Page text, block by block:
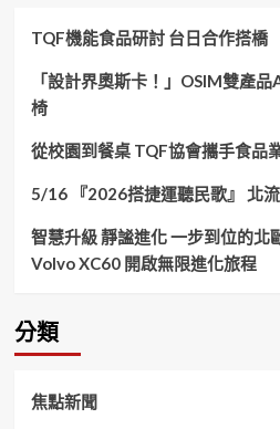
TQF機能食品研討 台日合作搭橋
「設計界奧斯卡！」OSIM雙產
椅
從校園到餐桌 TQF協會攜手食品
5/16 『2026搭捷運聽民歌』 北
智慧升級 靜謐進化 一步到位的北
Volvo XC60 開啟無限進化旅程
分類
焦點新聞